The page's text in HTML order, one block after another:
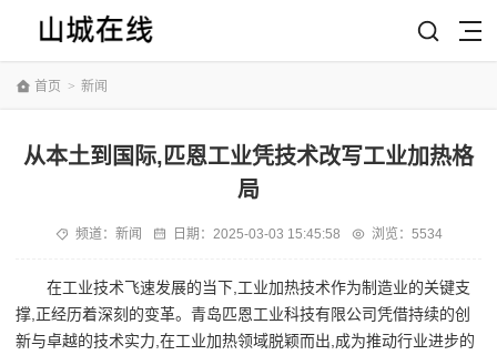
首页 > 新闻
从本土到国际,匹恩工业凭技术改写工业加热格
局
频道： 新闻 日期： 2025-03-03 15:45:58 浏览：5534
在工业技术飞速发展的当下,工业加热技术作为制造业的关键支
撑,正经历着深刻的变革。青岛匹恩工业科技有限公司凭借持续的创
新与卓越的技术实力,在工业加热领域脱颖而出,成为推动行业进步的